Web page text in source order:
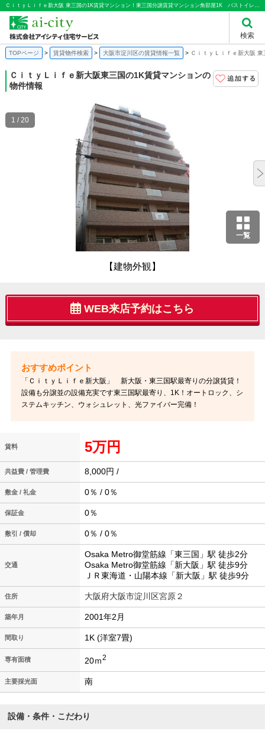
検索
ＣｉｔｙＬｉｆｅ新大阪 東三国の1K賃貸マンション！東三国分譲賃貸マンション角部屋1K バストイレセパレートオートロックオートロック｜株式会社アイシティ住宅サービス
TOPページ 賃貸物件検索 大阪市淀川区の賃貸情報一覧 ＣｉｔｙＬｉｆｅ新大阪
ＣｉｔｙＬｉｆｅ新大阪東三国の1K賃貸マンションの
物件情報
一覧
【建物外観】
1 / 20
WEB来店予約はこちら
「ＣｉｔｙＬｉｆｅ新大阪」 新大阪・東三国駅最寄りの分譲賃貸！
設備も分譲並の設備充実です東三国駅最寄り、1K！オートロック、シ
ステムキッチン、ウォシュレット、光ファイバー完備！
賃料 5万円
共益費 / 管理費 8,000円 /
敷金 / 礼金 0％ / 0％
保証金 0％
敷引 / 償却 0％ / 0％
交通
Osaka Metro御堂筋線「東三国」駅 徒歩2分
Osaka Metro御堂筋線「新大阪」駅 徒歩9分
ＪＲ東海道・山陽本線「新大阪」駅 徒歩9分
住所 大阪府大阪市淀川区宮原２
築年月 2001年2月
間取り 1K (洋室7畳)
専有面積 20ｍ2
主要採光面 南
設備・条件・こだわり